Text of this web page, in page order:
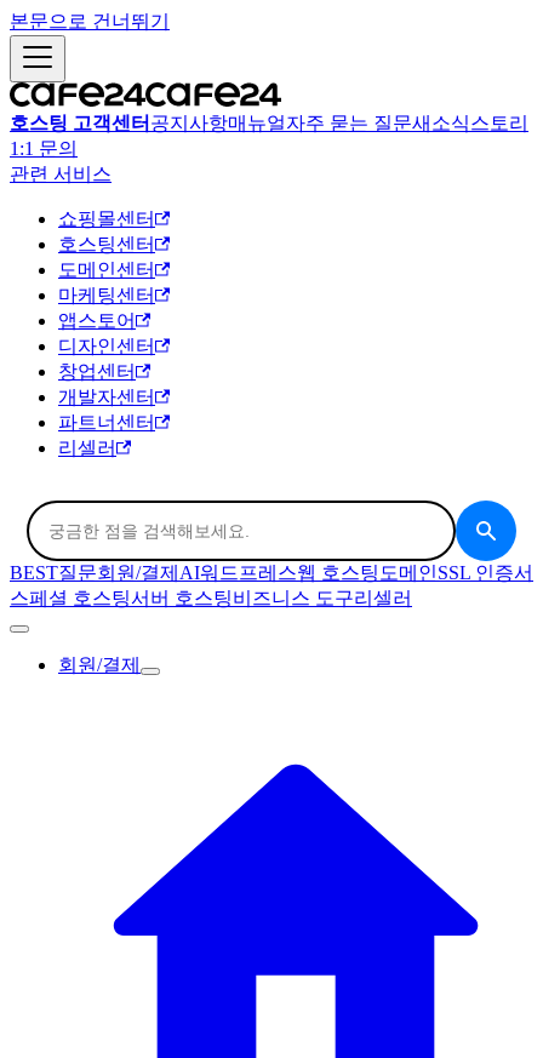
본문으로 건너뛰기
호스팅 고객센터 공지사항매뉴얼자주 묻는 질문새소식스토리
1:1 문의
관련 서비스
쇼핑몰센터
호스팅센터
도메인센터
마케팅센터
앱스토어
디자인센터
창업센터
개발자센터
파트너센터
리셀러
BEST질문회원/결제 AI워드프레스웹 호스팅 도메인SSL 인증서
스페셜 호스팅서버 호스팅비즈니스 도구리셀러
회원/결제